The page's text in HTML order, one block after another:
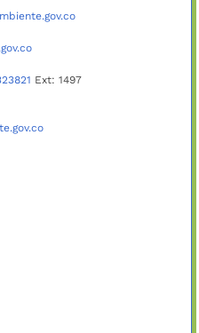
Ext: 1497